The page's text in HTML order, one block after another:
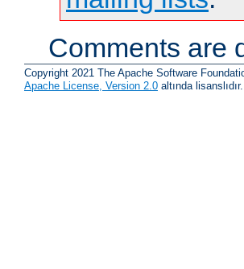
Comments are
Copyright 2021 The Apache Software
Apache License, Version 2.0 altında lisanslıdır.